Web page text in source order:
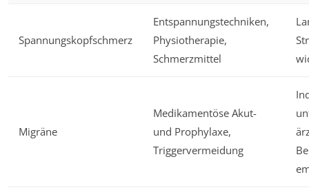
Spannungskopfschmerz
Entspannungstechniken,
Physiotherapie,
Schmerzmittel
Migräne
Medikamentöse Akut-
und Prophylaxe,
Triggervermeidung